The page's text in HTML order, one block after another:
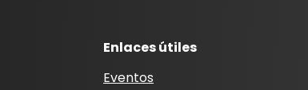
Enlaces útiles
Eventos